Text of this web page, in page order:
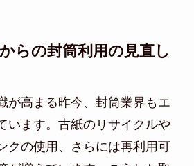
らの封筒利用の見直し
が高まる昨今、封筒業界もエ
います。古紙のリサイクルや
クの使用、さらには再利用可